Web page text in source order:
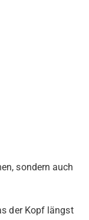
sondern auch
der Kopf längst